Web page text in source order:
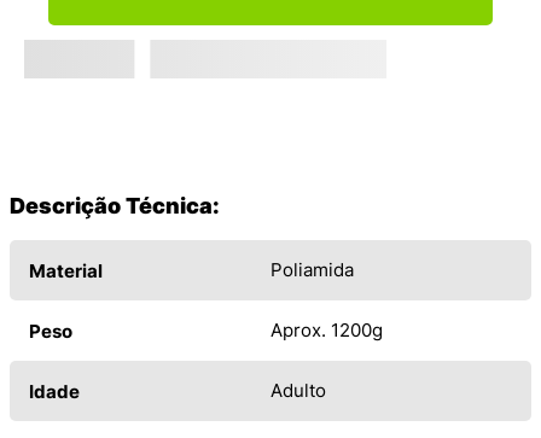
Descrição Técnica:
Material Poliamida
Peso Aprox. 1200g
Idade Adulto